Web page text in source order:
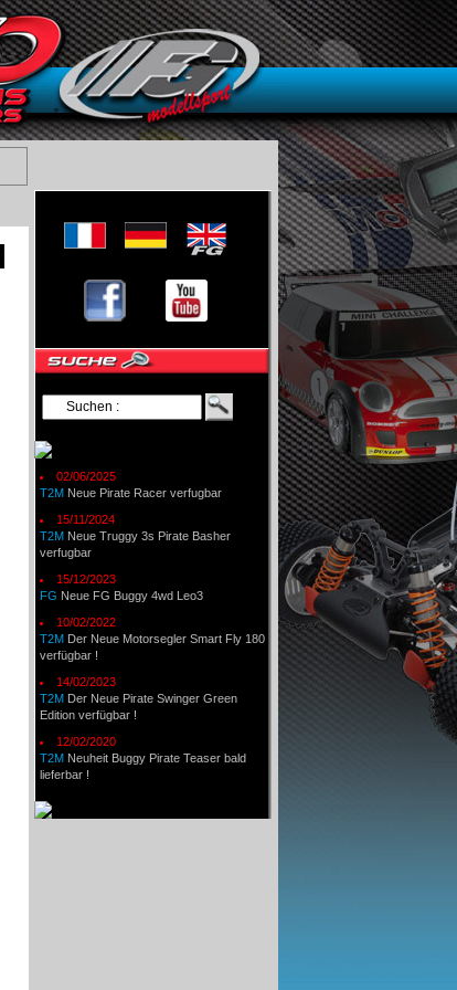
02/06/2025
T2M Neue Pirate Racer verfugbar
15/11/2024
T2M Neue Truggy 3s Pirate Basher
verfugbar
15/12/2023
FG Neue FG Buggy 4wd Leo3
10/02/2022
T2M Der Neue Motorsegler Smart Fly 180
verfügbar !
14/02/2023
T2M Der Neue Pirate Swinger Green
Edition verfügbar !
12/02/2020
T2M Neuheit Buggy Pirate Teaser bald
lieferbar !